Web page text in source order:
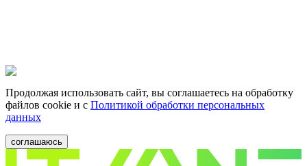
Продолжая использовать сайт, вы соглашаетесь на обработку
файлов cookie и c Политикой обработки персональных
данных
соглашаюсь